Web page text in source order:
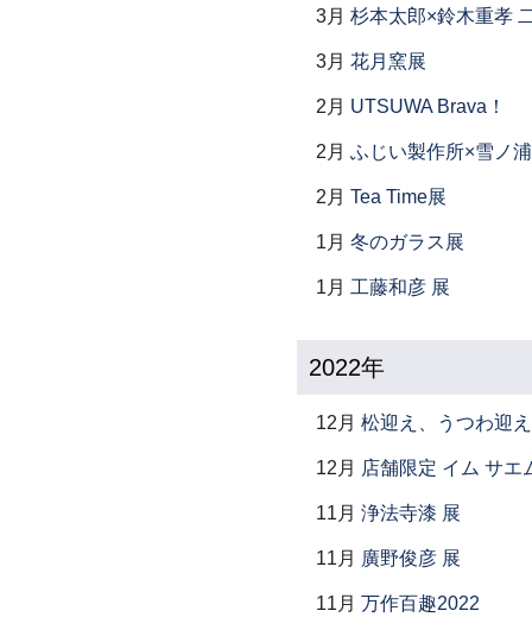
3月 杉本太郎×鈴木重孝
3月 花月窯展
2月 UTSUWA Brava！
2月 ふじい製作所×雪ノ
2月 Tea Time展
1月 冬のガラス展
1月 工藤和彦 展
2022年
12月 松迎え、うつわ迎
12月 店舗限定 イム サ
11月 浄法寺漆 展
11月 廣野俊彦 展
11月 万作百趣2022